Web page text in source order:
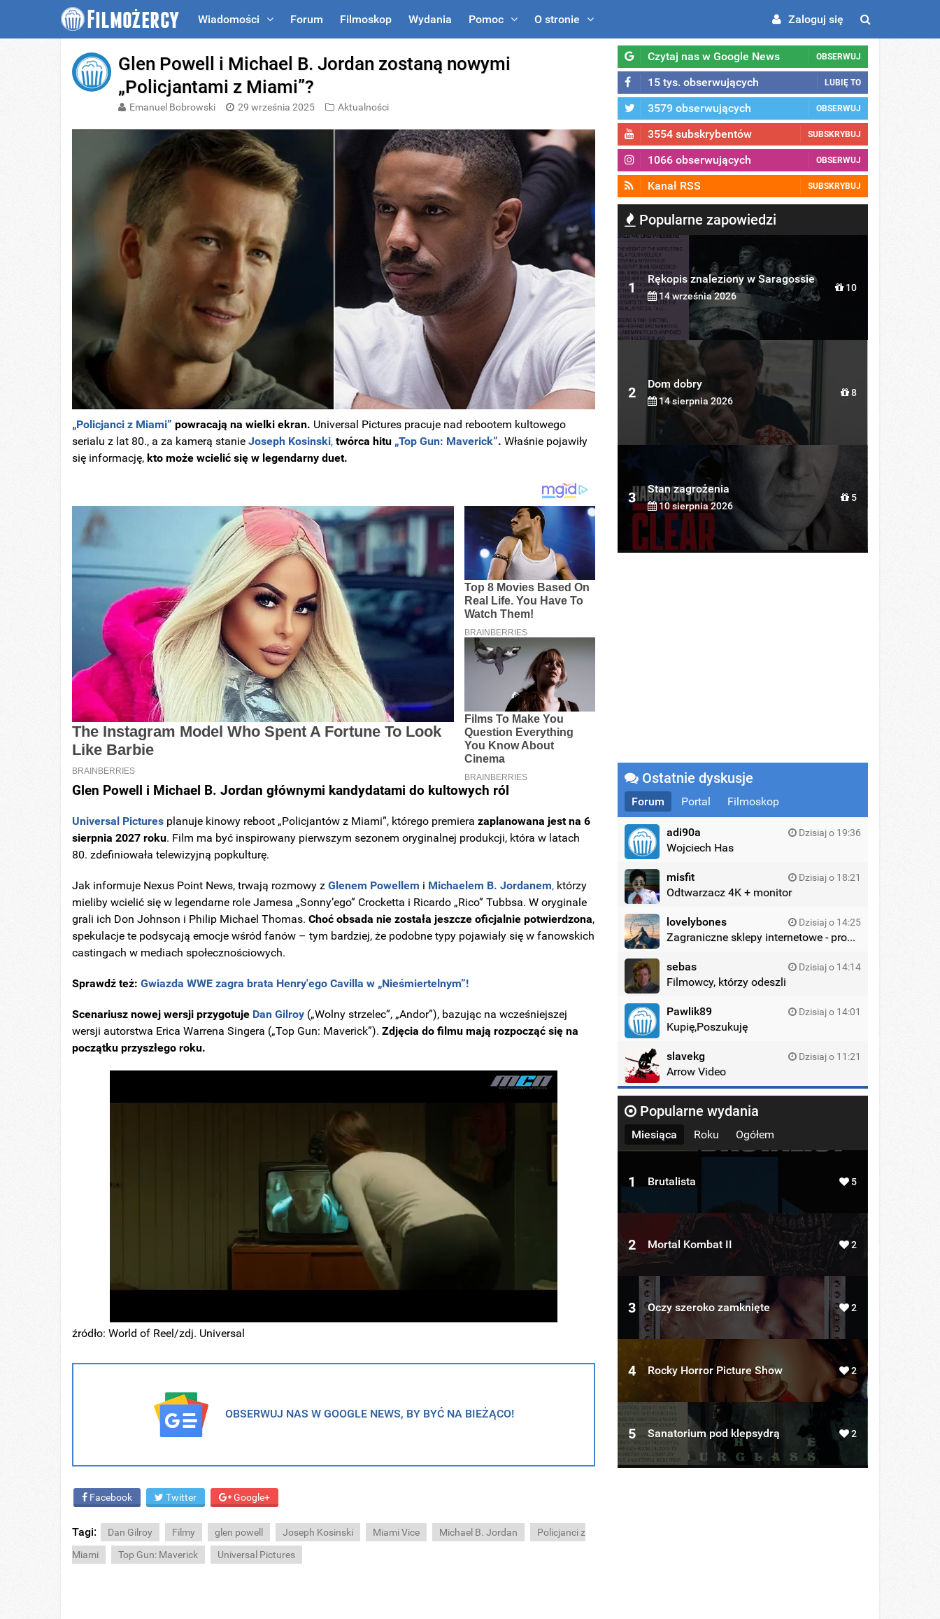
Wiadomości Forum Filmoskop Wydania Pomoc O stronie Zaloguj się
Glen Powell i Michael B. Jordan zostaną nowymi
„Policjantami z Miami”?
Emanuel Bobrowski 29 września 2025 Aktualności
„Policjanci z Miami” powracają na wielki ekran. Universal Pictures pracuje nad rebootem kultowego
serialu z lat 80., a za kamerą stanieJoseph Kosinski, twórca hitu „Top Gun: Maverick”. Właśnie pojawiły
się informację,kto może wcielić się w legendarny duet.
Glen Powell i Michael B. Jordan głównymi kandydatami do kultowych ról
Universal Pictures planuje kinowy reboot „Policjantów z Miami”, którego premiera zaplanowana jest na 6
sierpnia 2027 roku. Film ma być inspirowany pierwszym sezonem oryginalnej produkcji, która w latach
80. zdefiniowała telewizyjną popkulturę.
Jak informuje Nexus Point News, trwają rozmowy zGlenem Powellem i Michaelem B. Jordanem, którzy
mieliby wcielić się w legendarne role Jamesa „Sonny’ego” Crocketta i Ricardo „Rico” Tubbsa. W oryginale
grali ich Don Johnson i Philip Michael Thomas. Choć obsada nie została jeszcze oficjalnie potwierdzona,
spekulacje te podsycają emocje wśród fanów – tym bardziej, że podobne typy pojawiały się w fanowskich
castingach w mediach społecznościowych.
Sprawdź też: Gwiazda WWE zagra brata Henry'ego Cavilla w „Nieśmiertelnym”!
Scenariusz nowej wersji przygotuje Dan Gilroy („Wolny strzelec”, „Andor”), bazując na wcześniejszej
wersji autorstwa Erica Warrena Singera („Top Gun: Maverick”).Zdjęcia do filmu mają rozpocząć się na
początku przyszłego roku.
źródło: World of Reel/zdj. Universal
OBSERWUJ NAS W GOOGLE NEWS, BY BYĆ NA BIEŻĄCO!
Facebook Twitter Google+
Tagi: Dan Gilroy Filmy glen powell Joseph Kosinski Miami Vice Michael B. Jordan
Policjanci z
Miami
Top Gun: Maverick Universal Pictures
Czytaj nas w Google News OBSERWUJ
15 tys. obserwujących LUBIĘ TO
3579 obserwujących OBSERWUJ
3554 subskrybentów SUBSKRYBUJ
1066 obserwujących OBSERWUJ
Kanał RSS SUBSKRYBUJ
Popularne zapowiedzi
1
Rękopis znaleziony w Saragossie
14 września 2026
10
2
Dom dobry
14 sierpnia 2026
8
3
Stan zagrożenia
10 sierpnia 2026
5
Ostatnie dyskusje
Forum Portal Filmoskop
adi90a Dzisiaj o 19:36
Wojciech Has
misfit Dzisiaj o 18:21
Odtwarzacz 4K + monitor
lovelybones Dzisiaj o 14:25
Zagraniczne sklepy internetowe - promocje
sebas Dzisiaj o 14:14
Filmowcy, którzy odeszli
Pawlik89 Dzisiaj o 14:01
Kupię,Poszukuję
slavekg Dzisiaj o 11:21
Arrow Video
Popularne wydania
Miesiąca Roku Ogółem
1 Brutalista 5
2 Mortal Kombat II 2
3 Oczy szeroko zamknięte 2
4 Rocky Horror Picture Show 2
5 Sanatorium pod klepsydrą 2